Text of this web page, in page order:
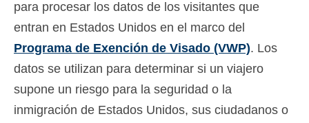
para procesar los datos de los visitantes que
entran en Estados Unidos en el marco del
Programa de Exención de Visado (VWP). Los
datos se utilizan para determinar si un viajero
supone un riesgo para la seguridad o la
inmigración de Estados Unidos, sus ciudadanos o